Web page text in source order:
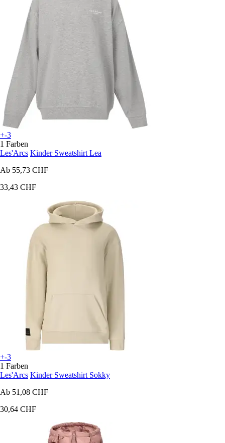
+-3
1 Farben
Les'Arcs Kinder Sweatshirt Lea
Ab 55,73 CHF
33,43 CHF
+-3
1 Farben
Les'Arcs Kinder Sweatshirt Sokky
Ab 51,08 CHF
30,64 CHF